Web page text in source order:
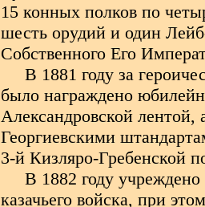
15 конных полков по
шесть орудий и один
Собственного Его
В 1881 году за
было награждено
Александровской
Георгиевскими
3-й Кизляро-Гребенской
В 1882 году
казачьего войска, при